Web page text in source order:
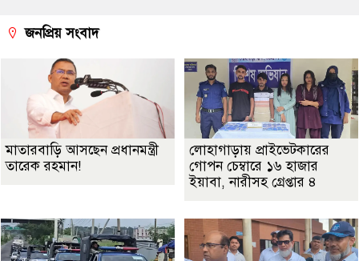
জনপ্রিয় সংবাদ
মাতারবাড়ি আসছেন প্রধানমন্ত্রী
তারেক রহমান!
লোহাগাড়ায় প্রাইভেটকারের
গোপন চেম্বারে ১৬ হাজার
ইয়াবা, নারীসহ গ্রেপ্তার ৪